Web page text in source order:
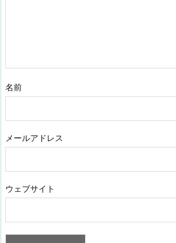
名前
メールアドレス
ウェブサイト